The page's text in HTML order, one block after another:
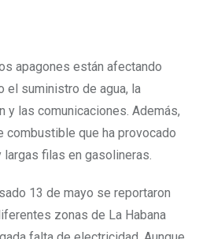
apagones están afectando
suministro de agua, la
y las comunicaciones. Además,
que ha provocado
filas en gasolineras.
13 de mayo se reportaron
zonas de La Habana